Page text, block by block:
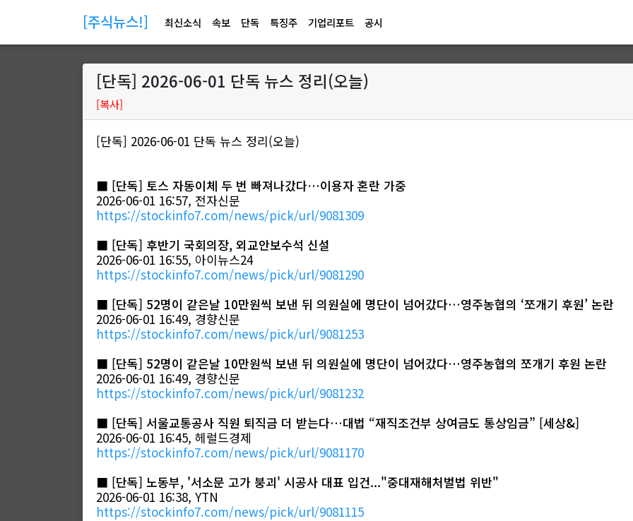
[주식뉴스!] 최신소식 속보 단독 특징주 기업리포트 공시
[단독] 2026-06-01 단독 뉴스 정리(오늘)
[복사]
[단독] 2026-06-01 단독 뉴스 정리(오늘)
■ [단독] 토스 자동이체 두 번 빠져나갔다…이용자 혼란 가중
2026-06-01 16:57, 전자신문
https://stockinfo7.com/news/pick/url/9081309
■ [단독] 후반기 국회의장, 외교안보수석 신설
2026-06-01 16:55, 아이뉴스24
https://stockinfo7.com/news/pick/url/9081290
■ [단독] 52명이 같은날 10만원씩 보낸 뒤 의원실에 명단이 넘어갔다…영주농협의 ‘쪼개기 후원’ 논란
2026-06-01 16:49, 경향신문
https://stockinfo7.com/news/pick/url/9081253
■ [단독] 52명이 같은날 10만원씩 보낸 뒤 의원실에 명단이 넘어갔다…영주농협의 쪼개기 후원 논란
2026-06-01 16:49, 경향신문
https://stockinfo7.com/news/pick/url/9081232
■ [단독] 서울교통공사 직원 퇴직금 더 받는다…대법 “재직조건부 상여금도 통상임금” [세상&]
2026-06-01 16:45, 헤럴드경제
https://stockinfo7.com/news/pick/url/9081170
■ [단독] 노동부, '서소문 고가 붕괴' 시공사 대표 입건..."중대재해처벌법 위반"
2026-06-01 16:38, YTN
https://stockinfo7.com/news/pick/url/9081115